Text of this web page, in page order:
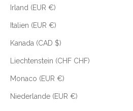
Irland (EUR €)
Italien (EUR €)
Kanada (CAD $)
Liechtenstein (CHF CHF)
Monaco (EUR €)
Niederlande (EUR €)